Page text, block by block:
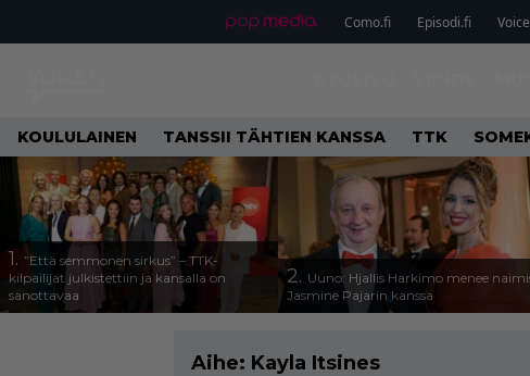
Como.fi Episodi.fi
KOULULAINEN TANSSII TÄHTIEN KANSSA TTK
1. ”Että semmonen sirkus” – TTK-
kilpailijat julkistettiin ja kansalla on
sanottavaa
2. Uuno: Hjallis Harkimo menee
Jasmine Pajarin kanssa
Aihe: Kayla Itsines